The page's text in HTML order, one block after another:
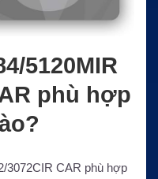
5120MIR
phù hợp
3072CIR CAR phù hợp